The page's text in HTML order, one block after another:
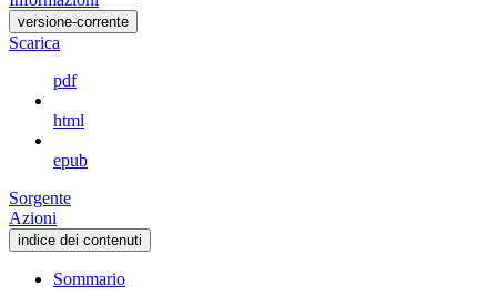
versione-corrente
Scarica
pdf
html
epub
Sorgente
Azioni
indice dei contenuti
Sommario